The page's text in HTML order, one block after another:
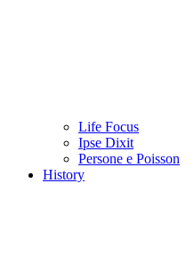
Life Focus
Ipse Dixit
Persone e Poisson
History